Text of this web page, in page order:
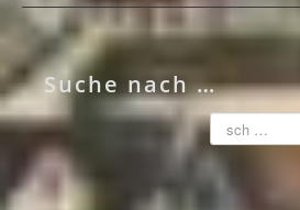
Suche nach …